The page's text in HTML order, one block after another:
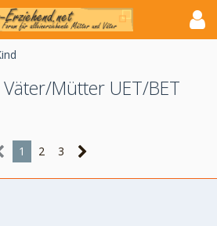
Mütter UET/BET
1 2 3